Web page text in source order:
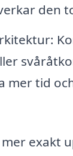
den
mer tid
exakt